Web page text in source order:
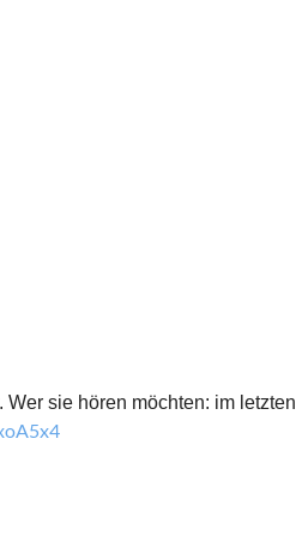
sie hören möchten: im letzten